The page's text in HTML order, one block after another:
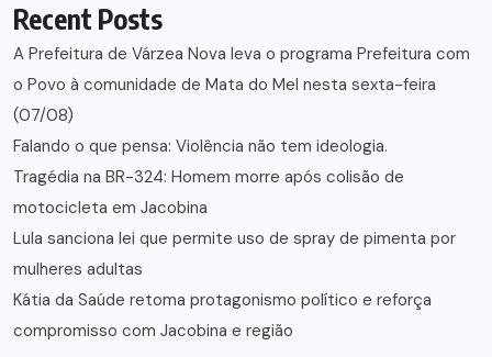
Recent Posts
A Prefeitura de Várzea Nova leva o programa Prefeitura com
o Povo à comunidade de Mata do Mel nesta sexta-feira
(07/08)
Falando o que pensa: Violência não tem ideologia.
Tragédia na BR-324: Homem morre após colisão de
motocicleta em Jacobina
Lula sanciona lei que permite uso de spray de pimenta por
mulheres adultas
Kátia da Saúde retoma protagonismo político e reforça
compromisso com Jacobina e região